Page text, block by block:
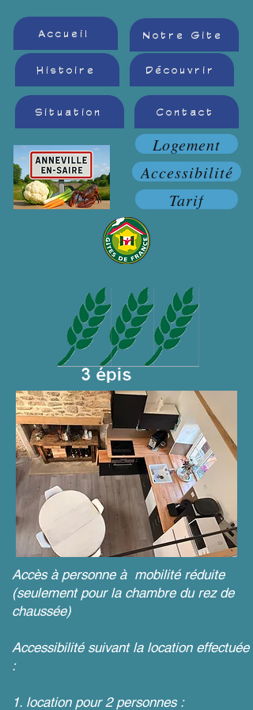
Accueil
Histoire
Situation
Notre Gite
Découvrir
Contact
Logement
Accessibilité
Tarif
Accès à personne à mobilité réduite
(seulement pour la chambre du rez de
chaussée)
Accessibilité suivant la location effectuée
:
1. location pour 2 personnes :